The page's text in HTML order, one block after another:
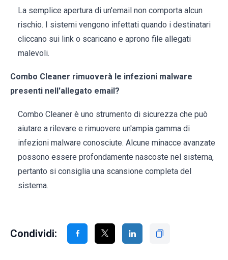
La semplice apertura di un'email non comporta alcun
rischio. I sistemi vengono infettati quando i destinatari
cliccano sui link o scaricano e aprono file allegati
malevoli.
Combo Cleaner rimuoverà le infezioni malware
presenti nell'allegato email?
Combo Cleaner è uno strumento di sicurezza che può
aiutare a rilevare e rimuovere un'ampia gamma di
infezioni malware conosciute. Alcune minacce avanzate
possono essere profondamente nascoste nel sistema,
pertanto si consiglia una scansione completa del
sistema.
Condividi: